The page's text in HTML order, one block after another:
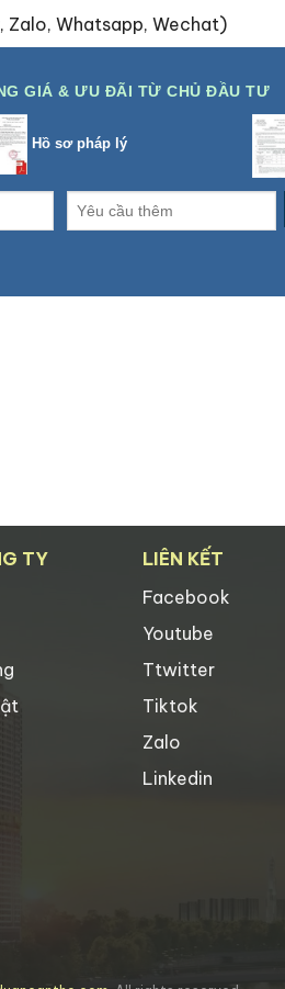
Zalo, Whatsapp, Wechat)
GIÁ & ƯU ĐÃI TỪ CHỦ ĐẦU TƯ
Hồ sơ pháp lý
TY
LIÊN KẾT
Facebook
Youtube
Ttwitter
Tiktok
Zalo
Linkedin